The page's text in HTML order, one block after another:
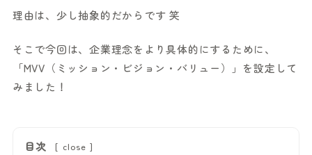
理由は、少し抽象的だからです 笑
そこで今回は、企業理念をより具体的にするために、
「MVV（ミッション・ビジョン・バリュー）」を設定して
みました！
目次 [ close ]